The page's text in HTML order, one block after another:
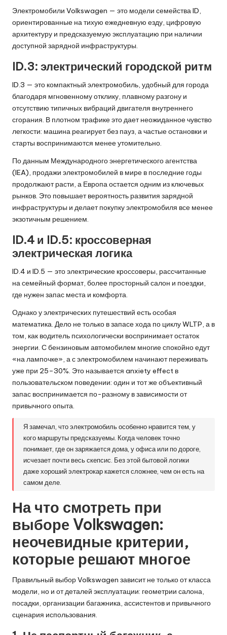
Электромобили Volkswagen — это модели семейства ID,
ориентированные на тихую ежедневную езду, цифровую
архитектуру и предсказуемую эксплуатацию при наличии
доступной зарядной инфраструктуры.
ID.3: электрический городской ритм
ID.3 — это компактный электромобиль, удобный для города
благодаря мгновенному отклику, плавному разгону и
отсутствию типичных вибраций двигателя внутреннего
сгорания. В плотном трафике это дает неожиданное чувство
легкости: машина реагирует без пауз, а частые остановки и
старты воспринимаются менее утомительно.
По данным Международного энергетического агентства
(IEA), продажи электромобилей в мире в последние годы
продолжают расти, а Европа остается одним из ключевых
рынков. Это повышает вероятность развития зарядной
инфраструктуры и делает покупку электромобиля все менее
экзотичным решением.
ID.4 и ID.5: кроссоверная
электрическая логика
ID.4 и ID.5 — это электрические кроссоверы, рассчитанные
на семейный формат, более просторный салон и поездки,
где нужен запас места и комфорта.
Однако у электрических путешествий есть особая
математика. Дело не только в запасе хода по циклу WLTP, а в
том, как водитель психологически воспринимает остаток
энергии. С бензиновым автомобилем многие спокойно едут
«на лампочке», а с электромобилем начинают переживать
уже при 25–30%. Это называется anxiety effect в
пользовательском поведении: один и тот же объективный
запас воспринимается по-разному в зависимости от
привычного опыта.
Я замечал, что электромобиль особенно нравится тем, у
кого маршруты предсказуемы. Когда человек точно
понимает, где он заряжается дома, у офиса или по дороге,
исчезает почти весь скепсис. Без этой бытовой логики
даже хороший электрокар кажется сложнее, чем он есть на
самом деле.
На что смотреть при
выборе Volkswagen:
неочевидные критерии,
которые решают многое
Правильный выбор Volkswagen зависит не только от класса
модели, но и от деталей эксплуатации: геометрии салона,
посадки, организации багажника, ассистентов и привычного
сценария использования.